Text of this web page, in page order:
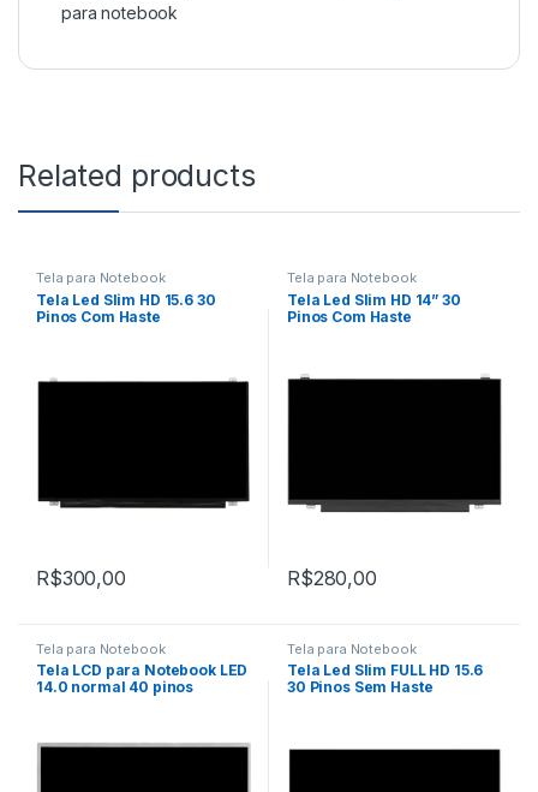
para notebook
Related products
Tela para Notebook
Tela Led Slim HD 15.6 30
Pinos Com Haste
R$300,00
Tela para Notebook
Tela Led Slim HD 14” 30
Pinos Com Haste
R$280,00
Tela para Notebook
Tela LCD para Notebook LED
14.0 normal 40 pinos
Tela para Notebook
Tela Led Slim FULL HD 15.6
30 Pinos Sem Haste